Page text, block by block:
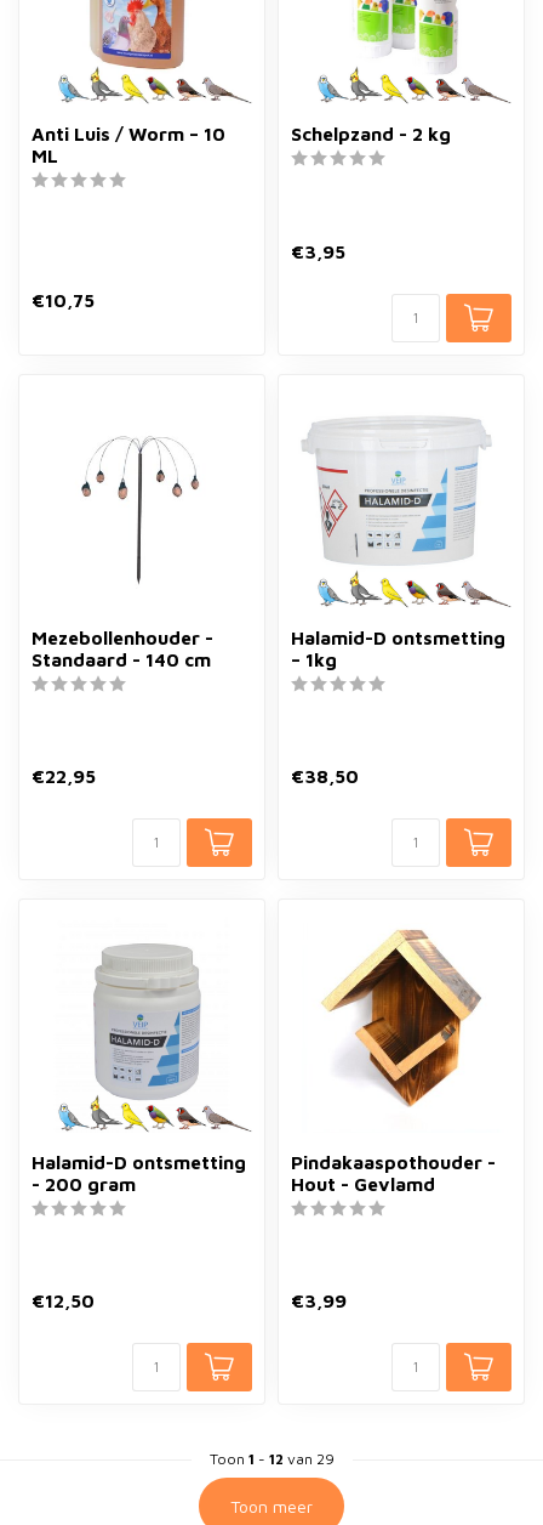
Anti Luis / Worm – 10
ML
€10,75
Schelpzand - 2 kg
€3,95
Mezebollenhouder -
Standaard - 140 cm
€22,95
Halamid-D ontsmetting
– 1kg
€38,50
Halamid-D ontsmetting
- 200 gram
€12,50
Pindakaaspothouder -
Hout - Gevlamd
€3,99
Toon 1 - 12 van 29
Toon meer